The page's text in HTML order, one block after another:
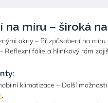
na míru – široká
okny – Přizpůsobení na
Reflexní fólie a hliníkový rám
klimatizace – Další
.